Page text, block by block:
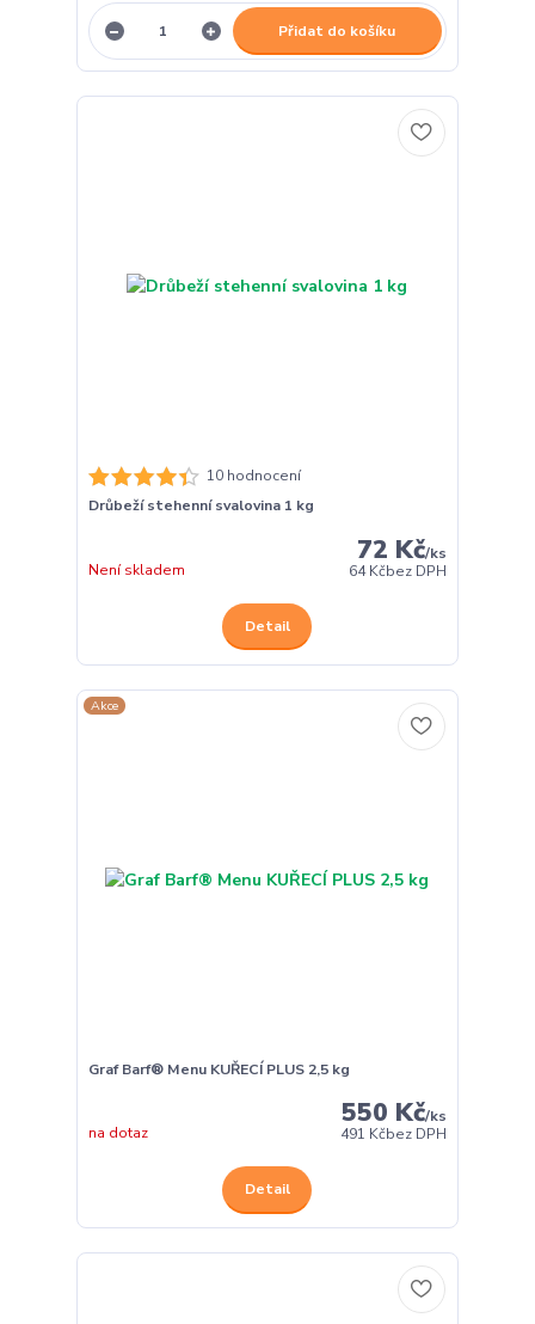
Přidat do košíku
10 hodnocení
Drůbeží stehenní svalovina 1 kg
72 Kč/ks
64 Kčbez DPH
Není skladem
Detail
Akce
Graf Barf® Menu KUŘECÍ PLUS 2,5 kg
550 Kč/ks
491 Kčbez DPH
na dotaz
Detail